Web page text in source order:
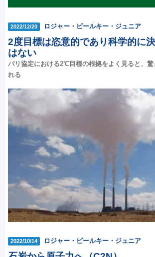
2022/12/20 ロジャー・ピールキー・ジュニア
2度目標は恣意的であり科学的に
はない
パリ協定における2℃目標の根拠をよく見ると、驚
れる
2022/10/14 ロジャー・ピールキー・ジュニア